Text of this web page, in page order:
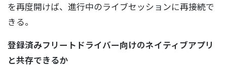
を再度開けば、進行中のライブセッションに再接続で
きる。
登録済みフリートドライバー向けのネイティブアプリ
と共存できるか